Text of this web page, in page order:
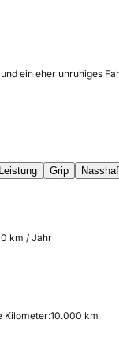
ein eher unruhiges
Grip
km / Jahr
Kilometer:10.000 km